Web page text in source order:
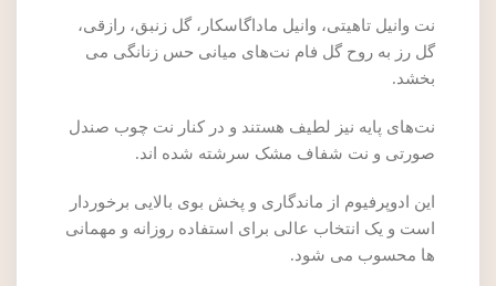
نت وانیل تاهیتی، وانیل ماداگاسکار، گل زنبق، رازقی،
گل رز به روح گل‌ فام نت‌های میانی حس زنانگی می‌
بخشد.
نت‌های پایه نیز لطیف هستند و در کنار نت چوب صندل
صورتی و نت شفاف مشک سرشته شده‌ اند.
این ادوپرفیوم از ماندگاری و پخش بوی بالایی برخوردار
است و یک انتخاب عالی برای استفاده روزانه و مهمانی
ها محسوب می شود.